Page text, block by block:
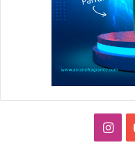
يوتيوبانستقرام